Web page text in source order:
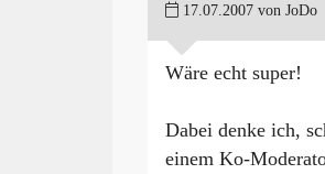
17.07.2007 von JoDo
Wäre echt super!
Dabei denke ich,
einem Ko-